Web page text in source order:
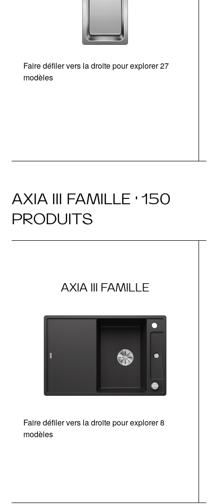
Faire défiler vers la droite pour explorer 27
modèles
AXIA III FAMILLE · 150
PRODUITS
AXIA III FAMILLE
Faire défiler vers la droite pour explorer 8
modèles